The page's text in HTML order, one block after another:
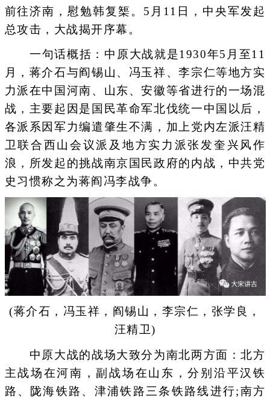
前往济南，慰勉韩复榘。5月11日，中央军发起
总攻击，大战揭开序幕。
一句话概括：中原大战就是1930年5月至11
月，蒋介石与阎锡山、冯玉祥、李宗仁等地方实
力派在中国河南、山东、安徽等省进行的一场混
战，主要起因是国民革命军北伐统一中国以后，
各派系因军力编遣肇生不满，加上党内左派汪精
卫联合西山会议派及地方实力派张发奎兴风作
浪，所发起的挑战南京国民政府的内战，中共党
史习惯称之为蒋阎冯李战争。
(蒋介石，冯玉祥，阎锡山，李宗仁，张学良，
汪精卫)
中原大战的战场大致分为南北两方面：北方
主战场在河南，副战场在山东，分别沿平汉铁
路、陇海铁路、津浦铁路三条铁路线进行;南方